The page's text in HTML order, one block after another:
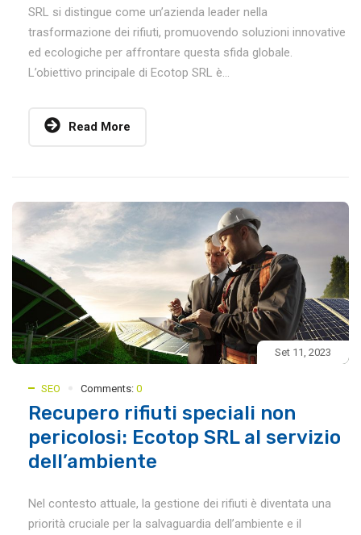
SRL si distingue come un’azienda leader nella
trasformazione dei rifiuti, promuovendo soluzioni innovative
ed ecologiche per affrontare questa sfida globale.
L’obiettivo principale di Ecotop SRL è...
Read More
Set 11, 2023
SEO Comments: 0
Recupero rifiuti speciali non
pericolosi: Ecotop SRL al servizio
dell’ambiente
Nel contesto attuale, la gestione dei rifiuti è diventata una
priorità cruciale per la salvaguardia dell’ambiente e il